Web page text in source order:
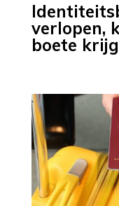
verlopen,
boete